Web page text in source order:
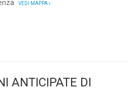
VEDI MAPPA
ANTICIPATE DI